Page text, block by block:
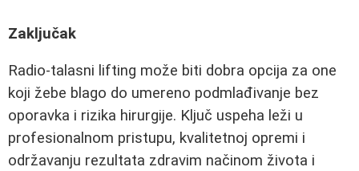
Zaključak
Radio-talasni lifting može biti dobra opcija za one
koji žebe blago do umereno podmlađivanje bez
oporavka i rizika hirurgije. Ključ uspeha leži u
profesionalnom pristupu, kvalitetnoj opremi i
održavanju rezultata zdravim načinom života i